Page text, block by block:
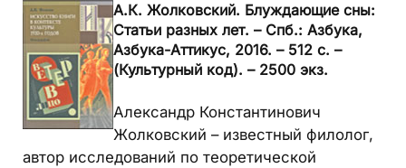
А.К. Жолковский. Блуждающие сны:
Статьи разных лет. – Спб.: Азбука,
Азбука-Аттикус, 2016. – 512 с. –
(Культурный код). – 2500 экз.
Александр Константинович
Жолковский – известный филолог,
автор исследований по теоретической